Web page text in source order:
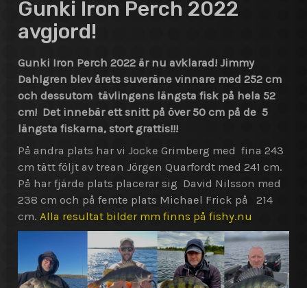
Gunki Iron Perch 2022
avgjord!
Gunki Iron Perch 2022 är nu avklarad! Jimmy
Dahlgren blev årets suveräne vinnare med 252 cm
och dessutom tävlingens längsta fisk på hela 52
cm! Det innebär ett snitt på över 50 cm på de 5
längsta fiskarna, stort grattis!!!
På andra plats har vi Jocke Grimberg med fina 243
cm tätt följt av trean Jörgen Quarfordt med 241 cm.
På har fjärde plats placerar sig David Nilsson med
238 cm och på femte plats Michael Frick på 214
cm. Alla resultat bilder mm finns på fishy.nu